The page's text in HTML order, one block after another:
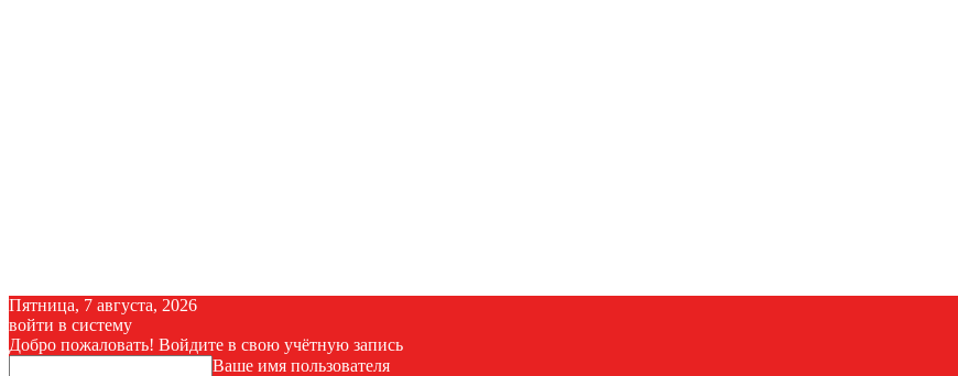
Пятница, 7 августа, 2026
войти в систему
Добро пожаловать! Войдите в свою учётную запись
Ваше имя пользователя